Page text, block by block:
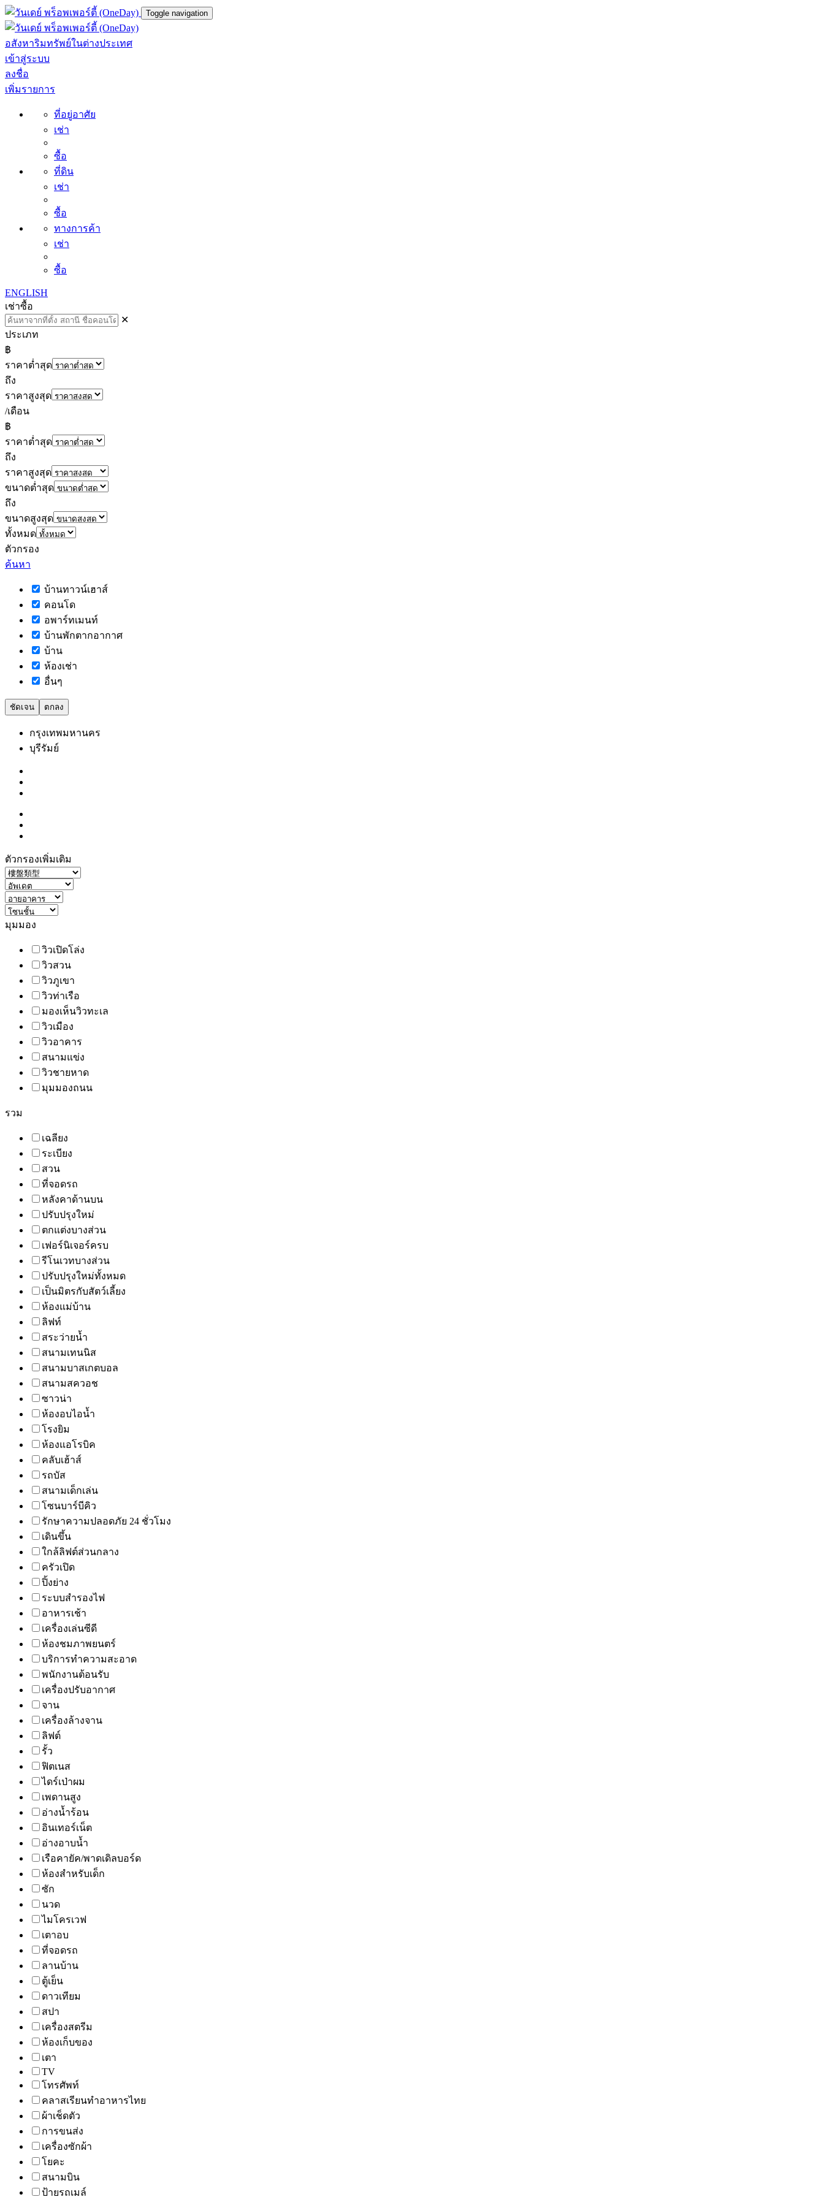
Toggle navigation
อสังหาริมทรัพย์ในต่างประเทศ
เข้าสู่ระบบ
ลงชื่อ
เพิ่มรายการ
ที่อยู่อาศัย
เช่า
ซื้อ
ที่ดิน
เช่า
ซื้อ
ทางการค้า
เช่า
ซื้อ
ENGLISH
เช่าซื้อ
✕
ประเภท
฿
ราคาต่ำสุด
ถึง
ราคาสูงสุด
/เดือน
฿
ราคาต่ำสุด
ถึง
ราคาสูงสุด
ขนาดต่ำสุด
ถึง
ขนาดสูงสุด
ทั้งหมด
ตัวกรอง
ค้นหา
บ้านทาวน์เฮาส์
คอนโด
อพาร์ทเมนท์
บ้านพักตากอากาศ
บ้าน
ห้องเช่า
อื่นๆ
ชัดเจน ตกลง
กรุงเทพมหานคร
บุรีรัมย์
ตัวกรองเพิ่มเติม
มุมมอง
วิวเปิดโล่ง
วิวสวน
วิวภูเขา
วิวท่าเรือ
มองเห็นวิวทะเล
วิวเมือง
วิวอาคาร
สนามแข่ง
วิวชายหาด
มุมมองถนน
รวม
เฉลียง
ระเบียง
สวน
ที่จอดรถ
หลังคาด้านบน
ปรับปรุงใหม่
ตกแต่งบางส่วน
เฟอร์นิเจอร์ครบ
รีโนเวทบางส่วน
ปรับปรุงใหม่ทั้งหมด
เป็นมิตรกับสัตว์เลี้ยง
ห้องแม่บ้าน
ลิฟท์
สระว่ายน้ำ
สนามเทนนิส
สนามบาสเกตบอล
สนามสควอช
ซาวน่า
ห้องอบไอน้ำ
โรงยิม
ห้องแอโรบิค
คลับเฮ้าส์
รถบัส
สนามเด็กเล่น
โซนบาร์บีคิว
รักษาความปลอดภัย 24 ชั่วโมง
เดินขึ้น
ใกล้ลิฟต์ส่วนกลาง
ครัวเปิด
ปิ้งย่าง
ระบบสำรองไฟ
อาหารเช้า
เครื่องเล่นซีดี
ห้องชมภาพยนตร์
บริการทำความสะอาด
พนักงานต้อนรับ
เครื่องปรับอากาศ
จาน
เครื่องล้างจาน
ลิฟต์
รั้ว
ฟิตเนส
ไดร์เป่าผม
เพดานสูง
อ่างน้ำร้อน
อินเทอร์เน็ต
อ่างอาบน้ำ
เรือคายัค/พาดเดิลบอร์ด
ห้องสำหรับเด็ก
ซัก
นวด
ไมโครเวฟ
เตาอบ
ที่จอดรถ
ลานบ้าน
ตู้เย็น
ดาวเทียม
สปา
เครื่องสตรีม
ห้องเก็บของ
เตา
TV
โทรศัพท์
คลาสเรียนทำอาหารไทย
ผ้าเช็ดตัว
การขนส่ง
เครื่องซักผ้า
โยคะ
สนามบิน
ป้ายรถเมล์